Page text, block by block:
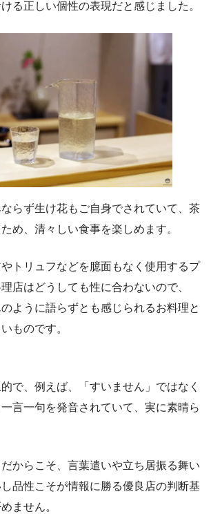
る正しい個性の表現だと感じました。
らず生け花もご自身でされていて、茶
め、清々しい食事を楽しめます。
トリュフなどを臆面もなく使用するプ
店はどうしても性に合わないので、
のように語らずとも感じられるお料理と
ものです。
で、例えば、「すいません」ではなく
一言一句を発音されていて、実に素晴ら
からこそ、言葉遣いや立ち居振る舞い
品性こそが情報に勝る優良店の判断基
ません。